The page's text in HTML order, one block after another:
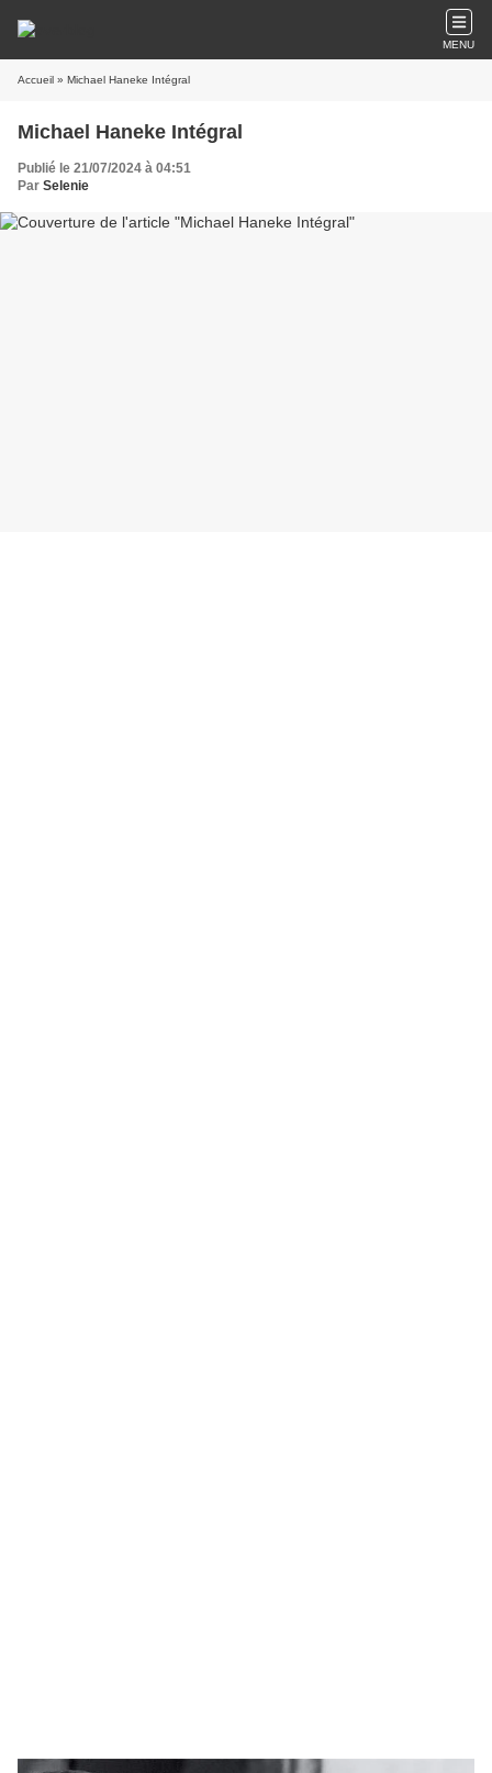
MENU
Accueil » Michael Haneke Intégral
Michael Haneke Intégral
Publié le 21/07/2024 à 04:51
Par Selenie